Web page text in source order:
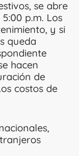
se abre
p.m. Los
y si
queda
hacen
de
costos de